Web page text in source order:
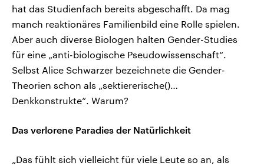
hat das Studienfach bereits abgeschafft. Da mag
manch reaktionäres Familienbild eine Rolle spielen.
Aber auch diverse Biologen halten Gender-Studies
für eine „anti-biologische Pseudowissenschaft“.
Selbst Alice Schwarzer bezeichnete die Gender-
Theorien schon als „sektiererische()…
Denkkonstrukte“. Warum?
Das verlorene Paradies der Natürlichkeit
„Das fühlt sich vielleicht für viele Leute so an, als